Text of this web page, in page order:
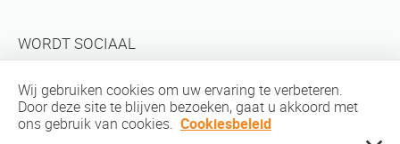
WORDT SOCIAAL
Wij gebruiken cookies om uw ervaring te verbeteren.
Door deze site te blijven bezoeken, gaat u akkoord met
ons gebruik van cookies. Cookiesbeleid